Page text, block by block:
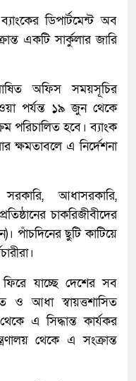
ডিপার্টমেন্ট অব
একটি সার্কুলার জারি
অফিস সময়সূচির
পর্যন্ত ১৯ জুন থেকে
পরিচালিত হবে। ব্যাংক
এ নির্দেশনা
আধাসরকারি,
চাকরিজীবীদের
পাঁচদিনের ছুটি কাটিয়ে
যাচ্ছে দেশের সব
ও আধা স্বায়ত্তশাসিত
এ সিদ্ধান্ত কার্যকর
থেকে এ সংক্রান্ত